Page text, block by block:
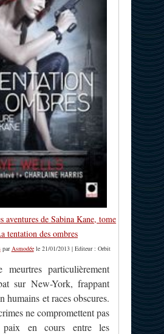
aventures de Sabina Kane, tome
tentation des ombres
parAsmodéele 21/01/2013 | Editeur : Orbit
particulièrement
sur New-York, frappant
humains et races obscures.
ne compromettent pas
en cours entre les